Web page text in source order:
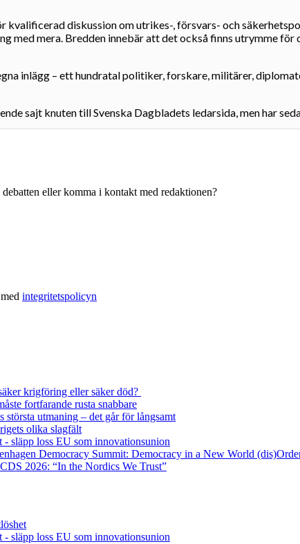
kvalificerad diskussion om utrikes-, försvars- och
med mera. Bredden innebär att det också finns utrymme
inlägg – ett hundratal politiker, forskare, militärer,
sajt knuten till Svenska Dagbladets ledarsida, men har
eller komma i kontakt med redaktionen?
integritetspolicyn
krigföring eller säker död?
fortfarande rusta snabbare
utmaning – det går för långsamt
olika slagfält
släpp loss EU som innovationsunion
Democracy Summit: Democracy in a New World
2026: “In the Nordics We Trust”
släpp loss EU som innovationsunion